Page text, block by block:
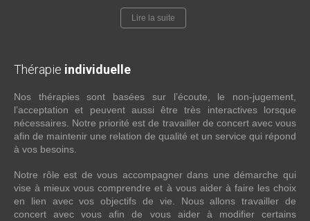
Lire la suite
Thérapie individuelle
Nos thérapies sont basées sur l’écoute, le non-jugement,
l’acceptation et peuvent aussi être très interactives lorsque
nécessaires. Notre priorité est de travailler de concert avec vous
afin de maintenir une relation de qualité et un service qui répond
à vos besoins.
Notre rôle est de vous accompagner dans une démarche qui
vise à mieux vous comprendre et à vous aider à faire les choix
en lien avec vos objectifs de vie. Nous allons travailler de
concert avec vous afin de vous aider à modifier certains